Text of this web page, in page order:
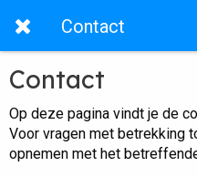
Contact
Contact
Op deze pagina vindt je de
Voor vragen met betrekking
opnemen met het